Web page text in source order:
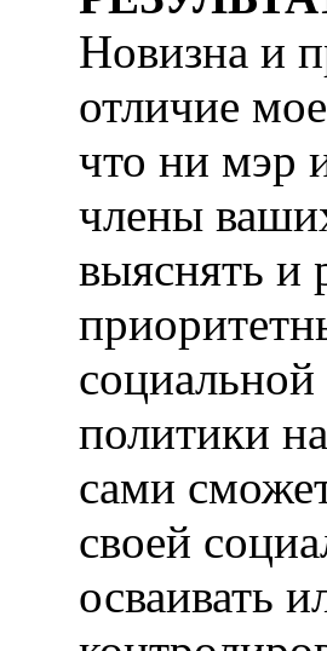
Новизна и
отличие
что ни мэр
члены
выяснять и
политики
сами
своей
осваивать